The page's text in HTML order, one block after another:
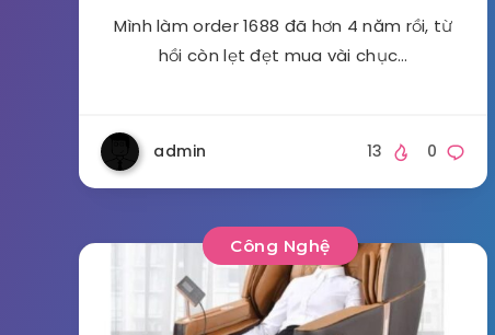
Mình làm order 1688 đã hơn 4 năm rồi, từ
hồi còn lẹt đẹt mua vài chục…
admin 0
13
Công Nghệ